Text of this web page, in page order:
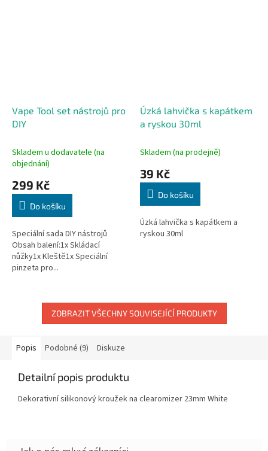
Vape Tool set nástrojů pro
DIY
Skladem u dodavatele (na
objednání)
299 Kč
Do košíku
Speciální sada DIY nástrojů
Obsah balení:1x Skládací
nůžky1x Kleště1x Speciální
pinzeta pro...
Úzká lahvička s kapátkem
a ryskou 30ml
Skladem (na prodejně)
39 Kč
Do košíku
Úzká lahvička s kapátkem a
ryskou 30ml
ZOBRAZIT VŠECHNY SOUVISEJÍCÍ PRODUKTY
Popis Podobné (9) Diskuze
Detailní popis produktu
Dekorativní silikonový kroužek na clearomizer 23mm White